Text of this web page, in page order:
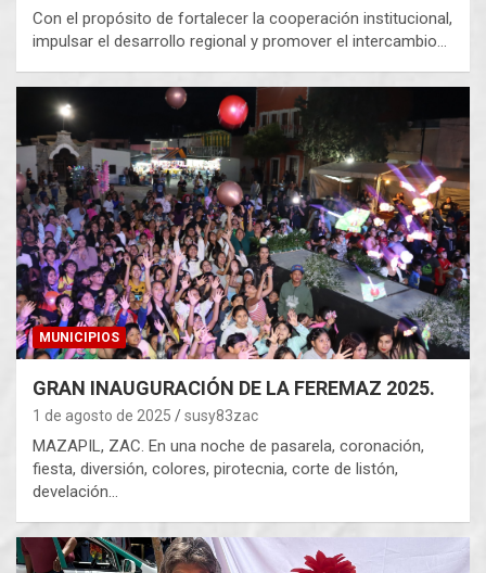
Con el propósito de fortalecer la cooperación institucional,
impulsar el desarrollo regional y promover el intercambio…
MUNICIPIOS
GRAN INAUGURACIÓN DE LA FEREMAZ 2025.
1 de agosto de 2025 susy83zac
MAZAPIL, ZAC. En una noche de pasarela, coronación,
fiesta, diversión, colores, pirotecnia, corte de listón,
develación…